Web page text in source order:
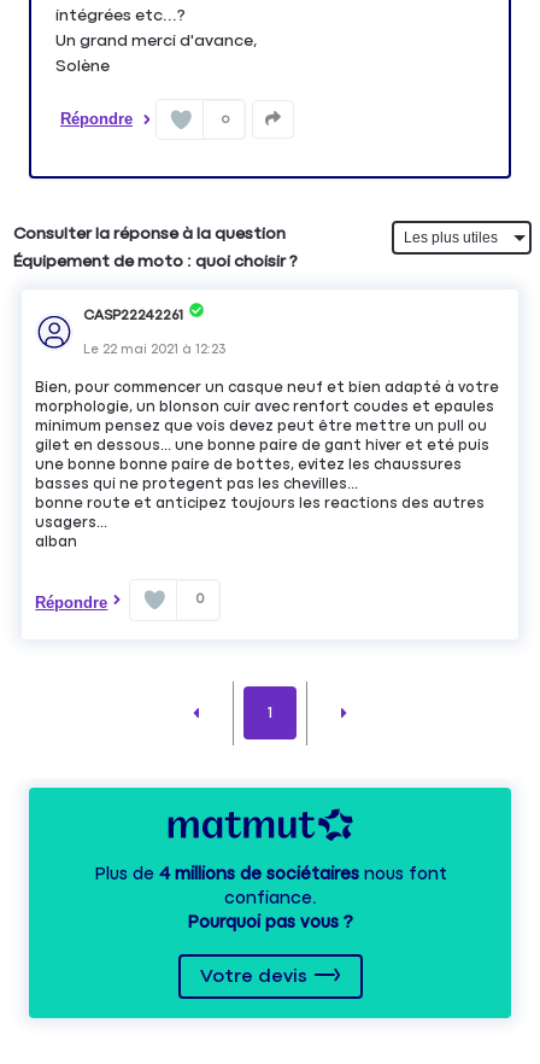
intégrées etc...?
Un grand merci d'avance,
Solène
Répondre 0
Consulter la réponse à la question
Équipement de moto : quoi choisir ?
CASP22242261
Le 22 mai 2021 à12:23
Bien, pour commencer un casque neuf et bien adapté à votre
morphologie, un blonson cuir avec renfort coudes et epaules
minimum pensez que vois devez peut être mettre un pull ou
gilet en dessous... une bonne paire de gant hiver et eté puis
une bonne bonne paire de bottes, evitez les chaussures
basses qui ne protegent pas les chevilles...
bonne route et anticipez toujours les reactions des autres
usagers...
alban
Répondre 0
1
Plus de 4 millions de sociétairesnous font
confiance.
Pourquoi pas vous ?
Votre devis